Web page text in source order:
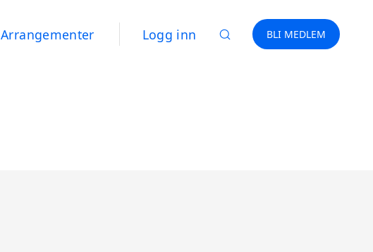
Arrangementer Logg inn BLI MEDLEM